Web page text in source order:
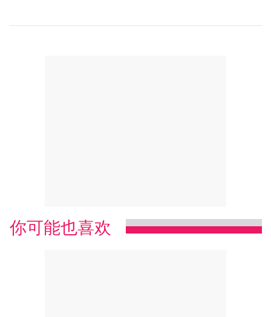
你可能也喜欢